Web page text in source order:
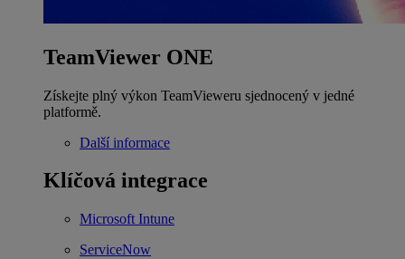
TeamViewer ONE
Získejte plný výkon TeamVieweru sjednocený v jedné
platformě.
Další informace
Klíčová integrace
Microsoft Intune
ServiceNow